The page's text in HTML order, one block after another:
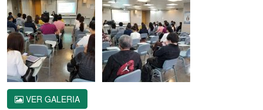
VER GALERIA